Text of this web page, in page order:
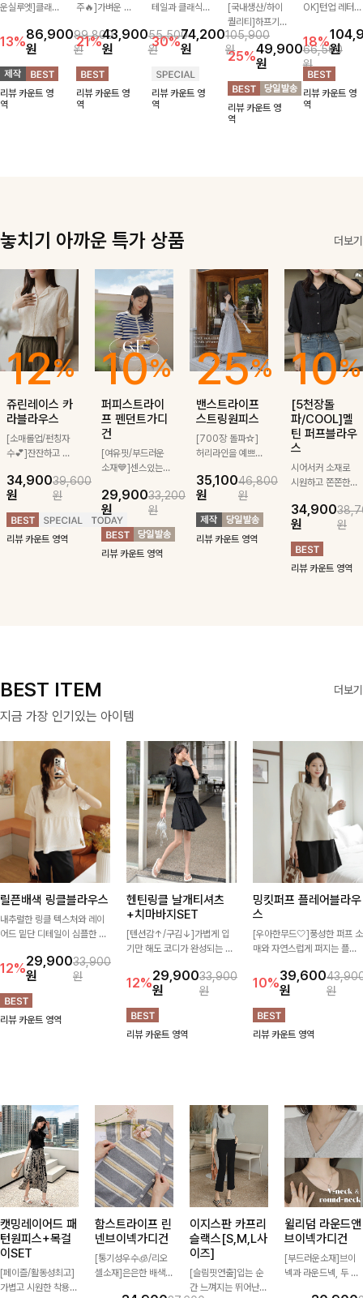
운실루엣]클래
하게 걸치기 좋
은 반팔 자켓-자
주 입게 될 깔끔
한 핏은 물론, 쾌
적함도 챙겨드려
요 :)
13%86,900
원
99,800
원
리뷰 카운트 영
역
주🔥]가벼운 소
기만 해도 캐주
얼한 무드를 만
들어주며 반팔
디자인으로 더운
날에도 편안하게
착용 가능한 반
21%43,900
원
55,500
원
리뷰 카운트 영
역
테일과 클래식한
인으로 세련된
무드를 완성한
볍게 걸쳐주기만
해도 멋스럽게
스타일링돼요
30%74,200
원
105,900
원
리뷰 카운트 영
역
[국내생산/하이
퀄리티]하프기
장의 부담스럽지
않은 기장으로
클래식이 주는
멋!스탠다드한
핏이 멋스러운,
쾌적하면서 세련
된 무드의 썸머
25%49,900
원
66,500
원
리뷰 카운트 영
역
OK]턴업 레터링
있게 완성된 썸
머 자켓, 더블버
튼 디자인으로
깔끔하고 세련된
무드가 느껴져요
🩶 가볍고 시원
18%원
리뷰 카운트 영
역
놓치기 아까운 특가 상품 더보기
12%
쥬린레이스 카
라블라우스
[소매롤업/펀칭자
수💕]잔잔하고 고
테일이 사랑스러운
블라우스-페미닌
하면서 여리한 무
드로 즐겨지는
ITEM
34,900
원
39,600
원
리뷰 카운트 영역
10%
퍼피스트라이
프 펜던트가디
건
[여유핏/부드러운
소재💙]센스있는
귀여운 퍼피 펜던
트로 포인트를 선
사하는 니트 가디
건을 소개할게요 :)
29,900
원
33,200
원
리뷰 카운트 영역
25%
밴스트라이프
스트링원피스
[700장 돌파☆]
허리라인을 예쁘게
깔끔한 스트라이프
패턴에 링클프리!
💙플레어지는 롱한
기장감까지 완벽한
데일리 원피스:B
35,100
원
46,800
원
리뷰 카운트 영역
10%
[5천장돌
파/COOL]멜
틴 퍼프블라우
스
시어서커 소재로
시원하고 쫀쫀한
편안하게 입혀질
블라우스- 단정한
카라와 풍성한 퍼
프 소매로 여성스
러움을 더했어요 :)
34,900
원
원
리뷰 카운트 영역
BEST ITEM 더보기
지금 가장 인기있는 아이템
릴픈배색 링클블라우스
내추럴한 링클 텍스처와 레이
어드 밑단 디테일이 심플한 디
볍게 툭 입기만 해도 멋스러운
스타일을 완성해드려요- 여유
로운 핏으로 군살은 자연스럽
게 커버해주고, 편안한 착용감
까지 더해 손이 자주 가는 데일
12%29,900
원
33,900
원
리뷰 카운트 영역
헨틴링클 날개티셔츠
+치마바지SET
[텐션감↑/구김↓]가볍게 입
기만 해도 코디가 완성되는 세
지는 프릴 날개 소매가 우아한
포인트를 더해드립니다💕 잔
잔한 링클 텍스처 소재와 편안
한 허리밴딩으로 하루 종일 산
뜻하고 쾌적하게 즐겨보세요!
12%29,900
원
33,900
원
리뷰 카운트 영역
밍킷퍼프 플레어블라우
스
[우아한무드🤍]풍성한 퍼프 소
매와 자연스럽게 퍼지는 플레
를 완성해주는 블라우스 🤍 체
형을 자연스럽게 커버해주며
걸을 때마다 살랑이는 핏으로
데일리룩부터 데이트룩까지 화
사하게 즐기기 좋은 아이템이
10%39,600
원
원
리뷰 카운트 영역
캣밍레이어드 패
턴원피스+목걸
이SET
[페이즐/활동성최고]
가볍고 시원한 착용감
함스트라이프 린
넨브이넥가디건
[통기성우수🧊/리오
셀소재]은은한 배색
이지스판 카프리
슬랙스[S,M,L사
이즈]
[슬림핏연출]입는 순
간 느껴지는 뛰어난
윌리덤 라운드앤
브이넥가디건
[부드러운소재]브이
넥과 라운드넥, 두 가